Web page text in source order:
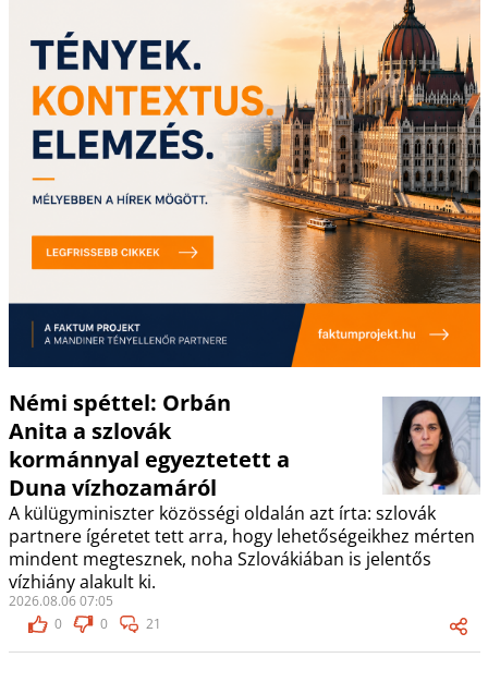
Némi spéttel: Orbán
Anita a szlovák
kormánnyal egyeztetett a
Duna vízhozamáról
A külügyminiszter közösségi oldalán azt írta: szlovák
partnere ígéretet tett arra, hogy lehetőségeikhez mérten
mindent megtesznek, noha Szlovákiában is jelentős
vízhiány alakult ki.
2026.08.06 07:05
0
0 21